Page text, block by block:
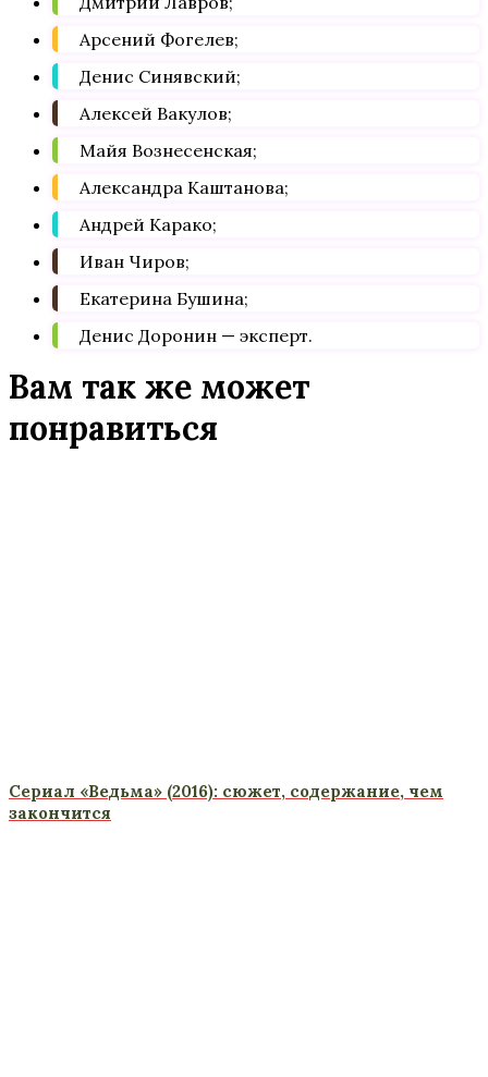
Арсений Фогелев;
Денис Синявский;
Алексей Вакулов;
Майя Вознесенская;
Александра Каштанова;
Андрей Карако;
Иван Чиров;
Екатерина Бушина;
Денис Доронин — эксперт.
Вам так же может
понравиться
Сериал «Ведьма» (2016): сюжет, содержание, чем
закончится